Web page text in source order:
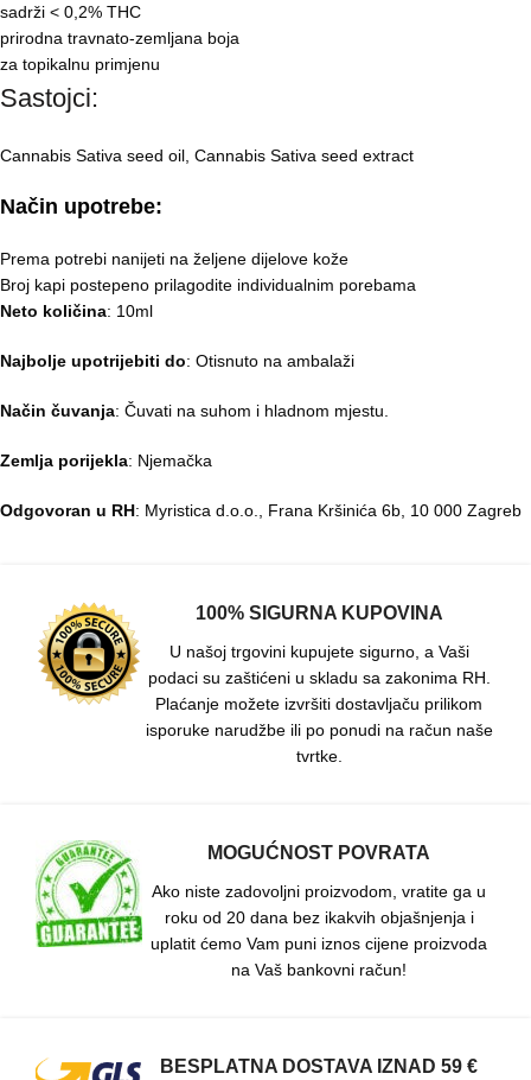
sadrži < 0,2% THC
prirodna travnato-zemljana boja
za topikalnu primjenu
Sastojci:
Cannabis Sativa seed oil, Cannabis Sativa seed extract
Način upotrebe:
Prema potrebi nanijeti na željene dijelove kože
Broj kapi postepeno prilagodite individualnim porebama
Neto količina: 10ml
Najbolje upotrijebiti do: Otisnuto na ambalaži
Način čuvanja: Čuvati na suhom i hladnom mjestu.
Zemlja porijekla: Njemačka
Odgovoran u RH: Myristica d.o.o., Frana Kršinića 6b, 10 000 Zagreb
100% SIGURNA KUPOVINA
U našoj trgovini kupujete sigurno, a Vaši
podaci su zaštićeni u skladu sa zakonima RH.
Plaćanje možete izvršiti dostavljaču prilikom
isporuke narudžbe ili po ponudi na račun naše
tvrtke.
MOGUĆNOST POVRATA
Ako niste zadovoljni proizvodom, vratite ga u
roku od 20 dana bez ikakvih objašnjenja i
uplatit ćemo Vam puni iznos cijene proizvoda
na Vaš bankovni račun!
BESPLATNA DOSTAVA IZNAD 59 €